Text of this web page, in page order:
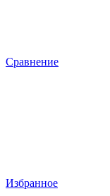
Сравнение
Избранное